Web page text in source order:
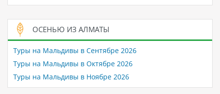
ОСЕНЬЮ ИЗ АЛМАТЫ
Туры на Мальдивы в Сентябре 2026
Туры на Мальдивы в Октябре 2026
Туры на Мальдивы в Ноябре 2026